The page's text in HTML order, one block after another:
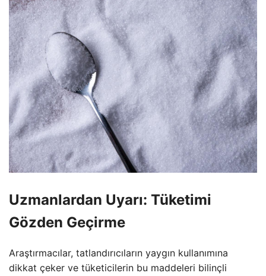
Uzmanlardan Uyarı: Tüketimi
Gözden Geçirme
Araştırmacılar, tatlandırıcıların yaygın kullanımına
dikkat çeker ve tüketicilerin bu maddeleri bilinçli